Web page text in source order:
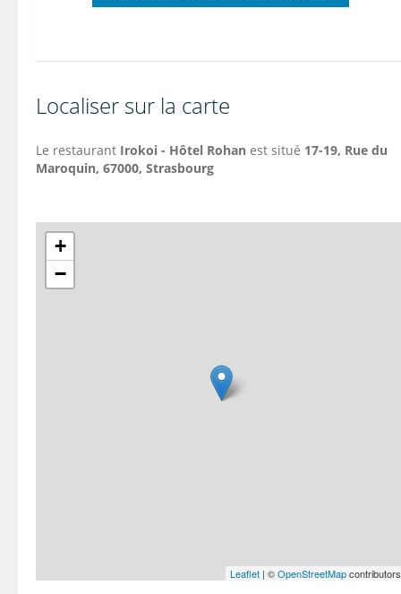
Localiser sur la carte
Le restaurant Irokoi - Hôtel Rohan est situé 17-19, Rue du
Maroquin, 67000, Strasbourg
+
−
Leaflet | ©OpenStreetMapcontributors